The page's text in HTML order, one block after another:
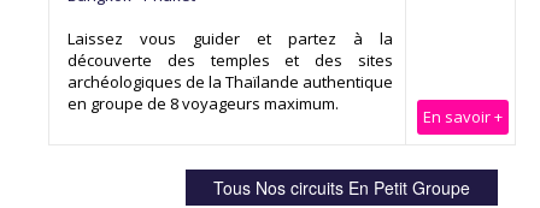
En savoir +
Laissez vous guider et partez à la
découverte des temples et des sites
archéologiques de la Thaïlande authentique
en groupe de 8 voyageurs maximum.